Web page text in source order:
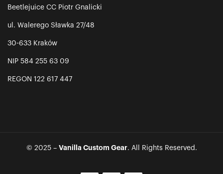
Beetlejuice CC Piotr Gnalicki
ul. Walerego Sławka 27/48
30-633 Kraków
NIP 584 255 63 09
REGON 122 617 447
© 2025 – Vanilla Custom Gear. All Rights Reserved.